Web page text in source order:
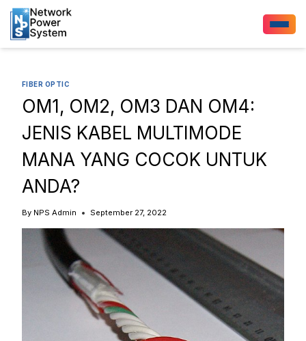
FIBER OPTIC
OM1, OM2, OM3 DAN OM4:
JENIS KABEL MULTIMODE
MANA YANG COCOK UNTUK
ANDA?
By NPS Admin September 27, 2022